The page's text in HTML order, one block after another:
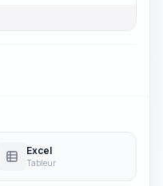
Excel
Tableur